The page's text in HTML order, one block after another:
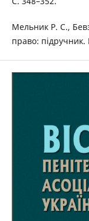
Мельник Р. С.,
право: підручник.